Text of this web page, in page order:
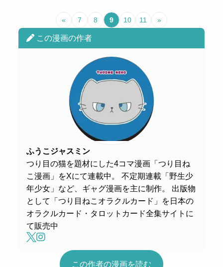
« 7 8 9 10 11 »
この漫画の作者
ふうこジャスミン
つり目の猫を題材にした4コマ漫画「つり目ね
こ漫画」をXにて連載中。 不定期連載「野生少
年少女」など、ギャグ漫画を主に制作。 出版物
として「つり目ねこオラクルカード」を日本の
オラクルカード・タロットカード全集サイトに
て販売中
この作者の漫画を読む